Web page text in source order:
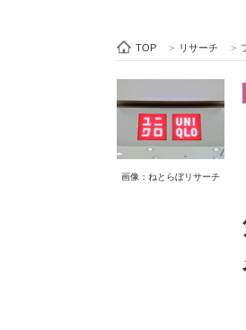
ビジネスと働き方
TOP > リサーチ >
画像：ねとらぼリサーチ